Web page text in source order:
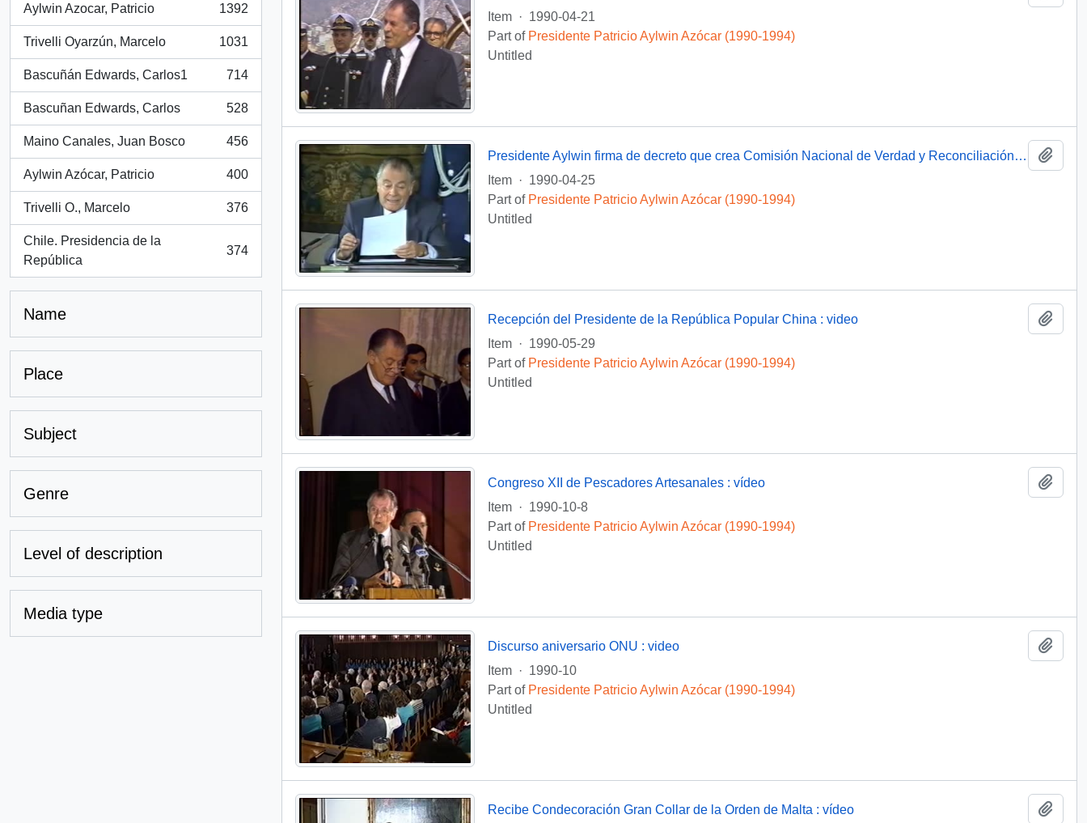
Aylwin Azocar, Patricio
, 1392 results
1392
Trivelli Oyarzún, Marcelo
, 1031 results
1031
Bascuñán Edwards, Carlos1
, 714 results
714
Bascuñan Edwards, Carlos
, 528 results
528
Maino Canales, Juan Bosco
, 456 results
456
Aylwin Azócar, Patricio
, 400 results
400
Trivelli O., Marcelo
, 376 results
376
Chile. Presidencia de la
República
, 374 results
374
Name
Place
Subject
Genre
Level of description
Media type
Item
· 1990-04-21
Part of Presidente Patricio Aylwin Azócar (1990-1994)
Untitled
Presidente Aylwin firma de decreto que crea Comisión Nacional de Verdad y Reconciliación: video
Item
· 1990-04-25
Part of Presidente Patricio Aylwin Azócar (1990-1994)
Untitled
Recepción del Presidente de la República Popular China : video
Item
· 1990-05-29
Part of Presidente Patricio Aylwin Azócar (1990-1994)
Untitled
Congreso XII de Pescadores Artesanales : vídeo
Item
· 1990-10-8
Part of Presidente Patricio Aylwin Azócar (1990-1994)
Untitled
Discurso aniversario ONU : video
Item
· 1990-10
Part of Presidente Patricio Aylwin Azócar (1990-1994)
Untitled
Recibe Condecoración Gran Collar de la Orden de Malta : vídeo